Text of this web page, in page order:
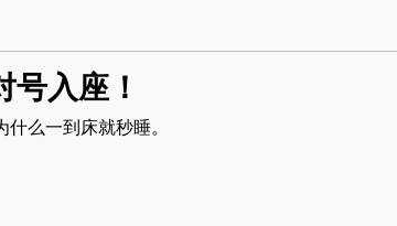
入座！
么一到床就秒睡。